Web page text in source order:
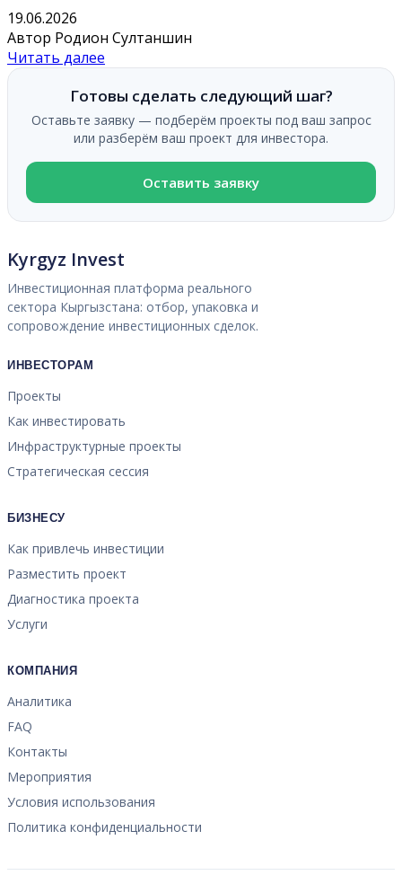
19.06.2026
Автор Родион Султаншин
Читать далее
Готовы сделать следующий шаг?
Оставьте заявку — подберём проекты под ваш запрос
или разберём ваш проект для инвестора.
Оставить заявку
Kyrgyz Invest
Инвестиционная платформа реального
сектора Кыргызстана: отбор, упаковка и
сопровождение инвестиционных сделок.
ИНВЕСТОРАМ
Проекты
Как инвестировать
Инфраструктурные проекты
Стратегическая сессия
БИЗНЕСУ
Как привлечь инвестиции
Разместить проект
Диагностика проекта
Услуги
КОМПАНИЯ
Аналитика
FAQ
Контакты
Мероприятия
Условия использования
Политика конфиденциальности